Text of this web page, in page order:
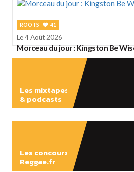
ROOTS 41
Le 4 Août 2026
Morceau du jour : Kingston Be
Les mixtapes
& podcasts
Les concours
Reggae.fr